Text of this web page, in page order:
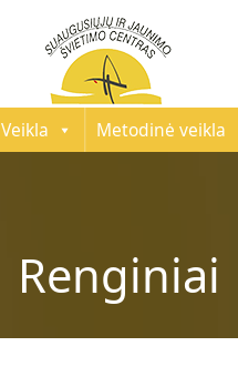
Veikla Metodinė veikla
Renginiai